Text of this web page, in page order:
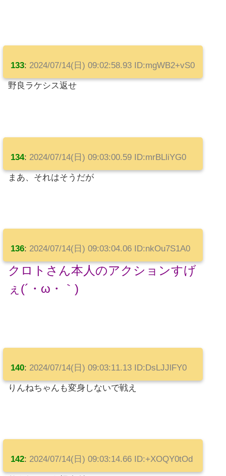
133: 2024/07/14(日) 09:02:58.93 ID:mgWB2+vS0
野良ラケシス返せ
134: 2024/07/14(日) 09:03:00.59 ID:mrBLliYG0
まあ、それはそうだが
136: 2024/07/14(日) 09:03:04.06 ID:nkOu7S1A0
クロトさん本人のアクションすげ
ぇ(´・ω・｀)
140: 2024/07/14(日) 09:03:11.13 ID:DsLJJlFY0
りんねちゃんも変身しないで戦え
142: 2024/07/14(日) 09:03:14.66 ID:+XOQY0tOd